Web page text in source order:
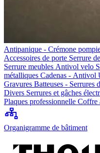
Antipanique - Crémone
Accessoires de porte Serrure
Serrure meubles Antivol velo
métalliques Cadenas - Antivol
Gravures Batteuses - Serrures
Divers Serrures et gâches
Plaques professionnelle Coffre
Organigramme de bâtiment